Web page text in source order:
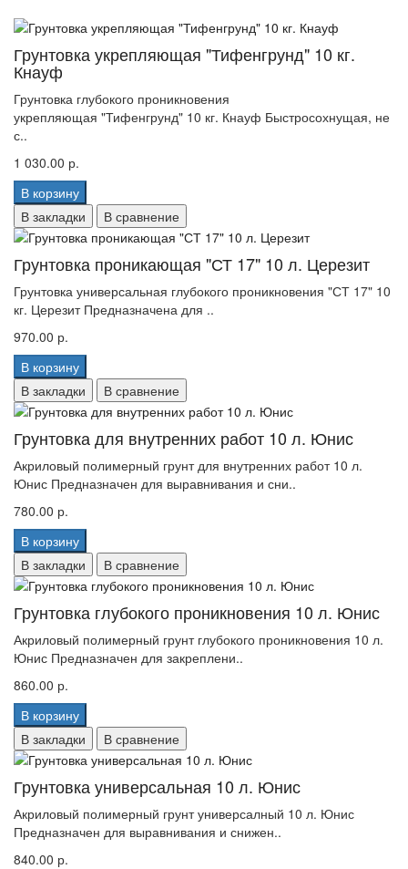
Грунтовка укрепляющая "Тифенгрунд" 10 кг.
Кнауф
Грунтовка глубокого проникновения
укрепляющая "Тифенгрунд" 10 кг. Кнауф Быстросохнущая, не
с..
1 030.00 р.
В корзину
В закладки
В сравнение
Грунтовка проникающая "СТ 17" 10 л. Церезит
Грунтовка универсальная глубокого проникновения "СТ 17" 10
кг. Церезит Предназначена для ..
970.00 р.
В корзину
В закладки
В сравнение
Грунтовка для внутренних работ 10 л. Юнис
Акриловый полимерный грунт для внутренних работ 10 л.
Юнис Предназначен для выравнивания и сни..
780.00 р.
В корзину
В закладки
В сравнение
Грунтовка глубокого проникновения 10 л. Юнис
Акриловый полимерный грунт глубокого проникновения 10 л.
Юнис Предназначен для закреплени..
860.00 р.
В корзину
В закладки
В сравнение
Грунтовка универсальная 10 л. Юнис
Акриловый полимерный грунт универсалный 10 л. Юнис
Предназначен для выравнивания и снижен..
840.00 р.